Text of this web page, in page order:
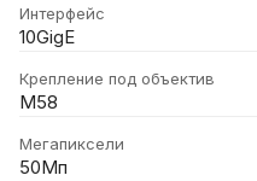
Интерфейс
10GigE
Крепление под объектив
M58
Мегапиксели
50Мп